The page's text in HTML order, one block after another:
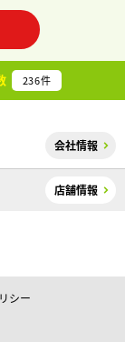
236件
会社情報
店舗情報
シー